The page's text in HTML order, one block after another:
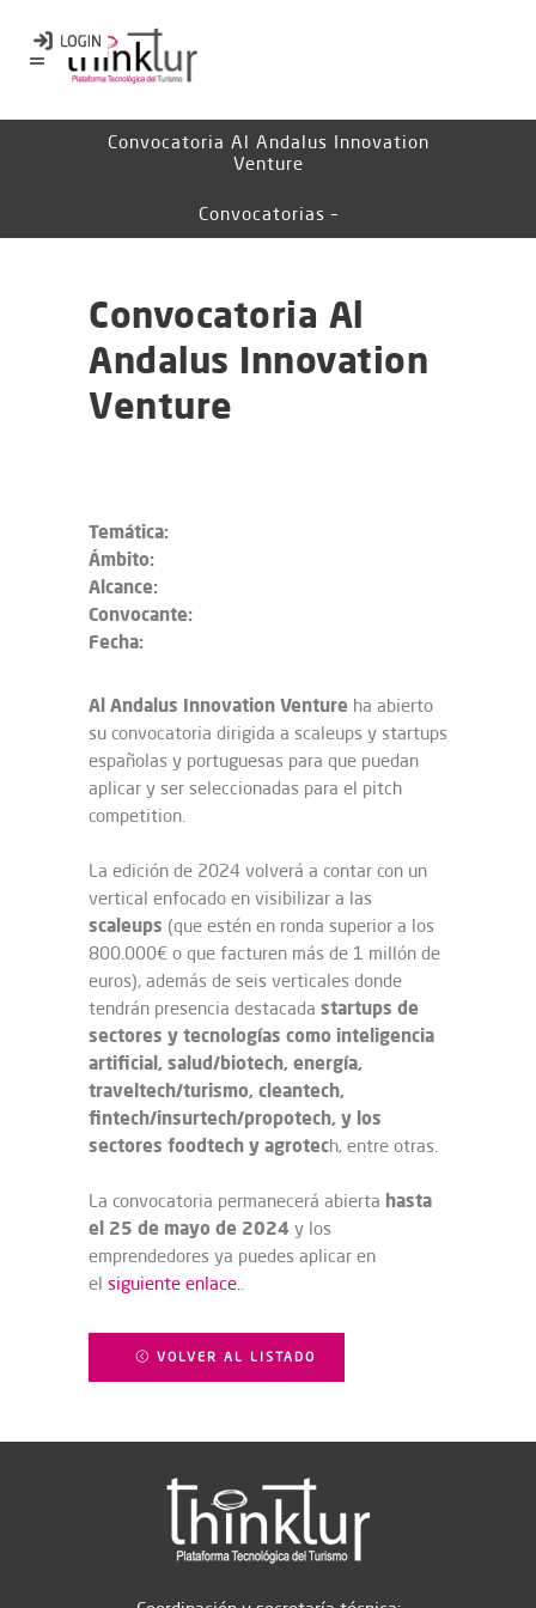
Convocatoria Al Andalus Innovation
Venture
Convocatorias –
Convocatoria Al
Andalus Innovation
Venture
Temática:
Ámbito:
Alcance:
Convocante:
Fecha:
Al Andalus Innovation Venture ha abierto
su convocatoria dirigida a scaleups y startups
españolas y portuguesas para que puedan
aplicar y ser seleccionadas para el pitch
competition.
La edición de 2024 volverá a contar con un
vertical enfocado en visibilizar a las
scaleups (que estén en ronda superior a los
800.000€ o que facturen más de 1 millón de
euros), además de seis verticales donde
tendrán presencia destacada startups de
sectores y tecnologías como inteligencia
artificial, salud/biotech, energía,
traveltech/turismo, cleantech,
fintech/insurtech/propotech, y los
sectores foodtech y agrotech, entre otras.
La convocatoria permanecerá abierta hasta
el 25 de mayo de 2024 y los
emprendedores ya puedes aplicar en
el siguiente enlace..
VOLVER AL LISTADO